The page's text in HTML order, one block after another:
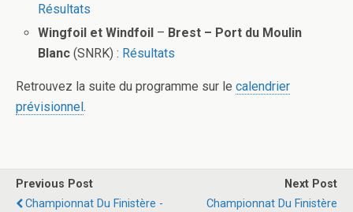
Résultats
Wingfoil et Windfoil – Brest – Port du Moulin
Blanc(SNRK) : Résultats
Retrouvez la suite du programme sur le calendrier
prévisionnel.
Previous Post
Championnat Du Finistère -
Next Post
Championnat Du Finistère